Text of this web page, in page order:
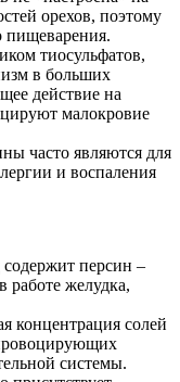
орехов, поэтому
пищеварения.
тиосульфатов,
в больших
действие на
малокровие
часто являются для
и воспаления
персин –
желудка,
концентрация солей
системы.